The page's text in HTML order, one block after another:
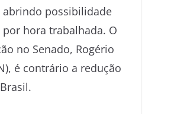
possibilidade
hora trabalhada. O
no Senado, Rogério
é contrário a redução